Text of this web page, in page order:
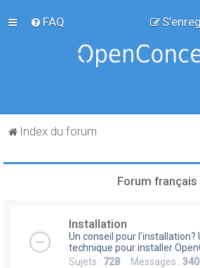
FAQ
Index du forum
Forum français
Installation
Un conseil pour l'installation?
technique pour installer
Sujets : 728 Messages :